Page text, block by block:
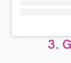
3.